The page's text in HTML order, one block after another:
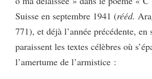
Suisse en septembre 1941 (rééd.
771), et déjà l’année précédente, en
paraissent les textes célèbres où
l’amertume de l’armistice :